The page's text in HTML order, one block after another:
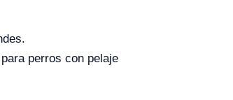
perros con pelaje